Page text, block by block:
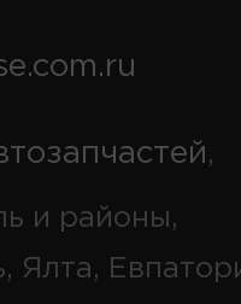
,
и районы,
Ялта,